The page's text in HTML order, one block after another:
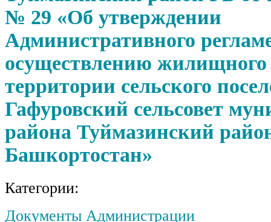
№ 29 «Об утверждении
Административного
осуществлению жилищного
территории сельского
Гафуровский сельсовет
района Туймазинский
Башкортостан»
Категории:
Документы Администрации